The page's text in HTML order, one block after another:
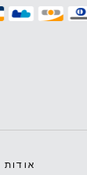
אודות